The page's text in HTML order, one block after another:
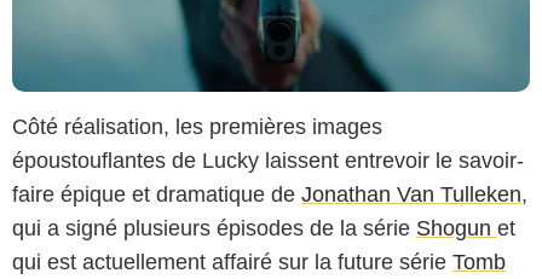
Côté réalisation, les premières images
époustouflantes de Lucky laissent entrevoir le savoir-
faire épique et dramatique de Jonathan Van Tulleken,
qui a signé plusieurs épisodes de la série Shogun et
qui est actuellement affairé sur la future série Tomb